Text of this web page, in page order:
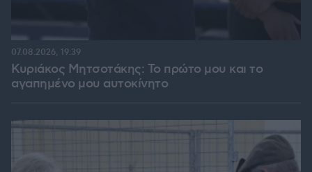
Κυριάκος Μητσοτάκης: Το πρώτο μου και το
αγαπημένο μου αυτοκίνητο
07.08.2026, 19:39